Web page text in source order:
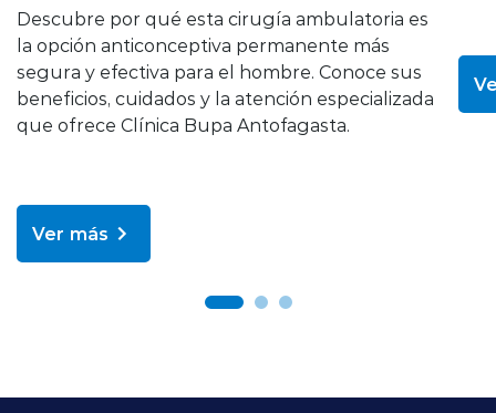
Descubre por qué esta cirugía ambulatoria es
la opción anticonceptiva permanente más
segura y efectiva para el hombre. Conoce sus
beneficios, cuidados y la atención especializada
que ofrece Clínica Bupa Antofagasta.
Ver más